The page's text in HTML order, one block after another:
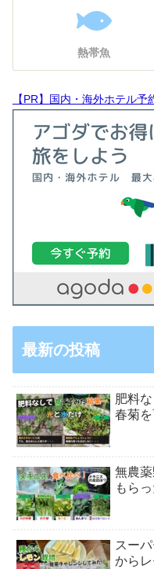
熱帯魚
【PR】国内・海外ホテル予
最新の投稿
肥料
春菊
無農
もら
スー
から